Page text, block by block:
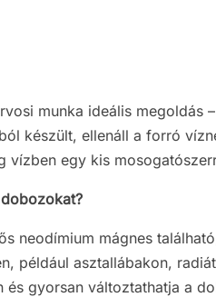
munka ideális megoldás
készült, ellenáll a forró
vízben egy kis
neodímium mágnes
például asztallábakon,
és gyorsan változtathatja a